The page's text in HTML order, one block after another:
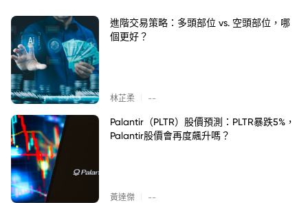
進階交易策略：多頭部位 vs. 空頭部位，哪
個更好？
林芷柔 --
Palantir（PLTR）股價預測：PLTR暴跌5%，
Palantir股價會再度飆升嗎？
黃達傑 --